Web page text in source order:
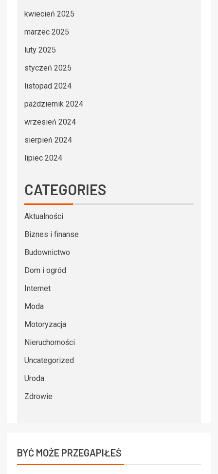
kwiecień 2025
marzec 2025
luty 2025
styczeń 2025
listopad 2024
październik 2024
wrzesień 2024
sierpień 2024
lipiec 2024
CATEGORIES
Aktualności
Biznes i finanse
Budownictwo
Dom i ogród
Internet
Moda
Motoryzacja
Nieruchomości
Uncategorized
Uroda
Zdrowie
BYĆ MOŻE PRZEGAPIŁEŚ